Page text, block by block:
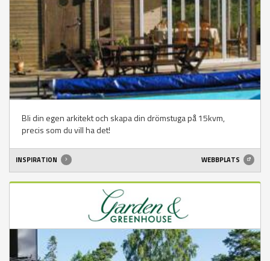
Bli din egen arkitekt och skapa din drömstuga på 15kvm,
precis som du vill ha det!
INSPIRATION WEBBPLATS